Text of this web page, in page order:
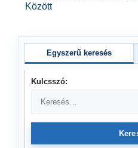
Között
Egyszerű keresés
Kulcsszó: